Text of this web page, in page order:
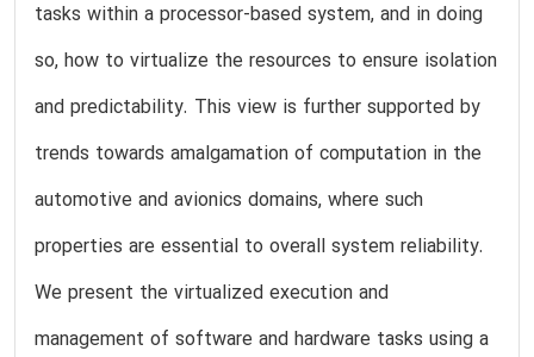
tasks within a processor-based system, and in doing
so, how to virtualize the resources to ensure isolation
and predictability. This view is further supported by
trends towards amalgamation of computation in the
automotive and avionics domains, where such
properties are essential to overall system reliability.
We present the virtualized execution and
management of software and hardware tasks using a